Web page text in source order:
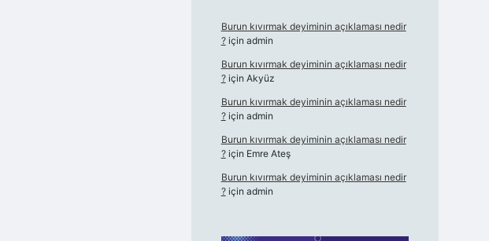
Burun kıvırmak deyiminin açıklaması nedir
?için admin
Burun kıvırmak deyiminin açıklaması nedir
?için Akyüz
Burun kıvırmak deyiminin açıklaması nedir
?için admin
Burun kıvırmak deyiminin açıklaması nedir
?için Emre Ateş
Burun kıvırmak deyiminin açıklaması nedir
?için admin